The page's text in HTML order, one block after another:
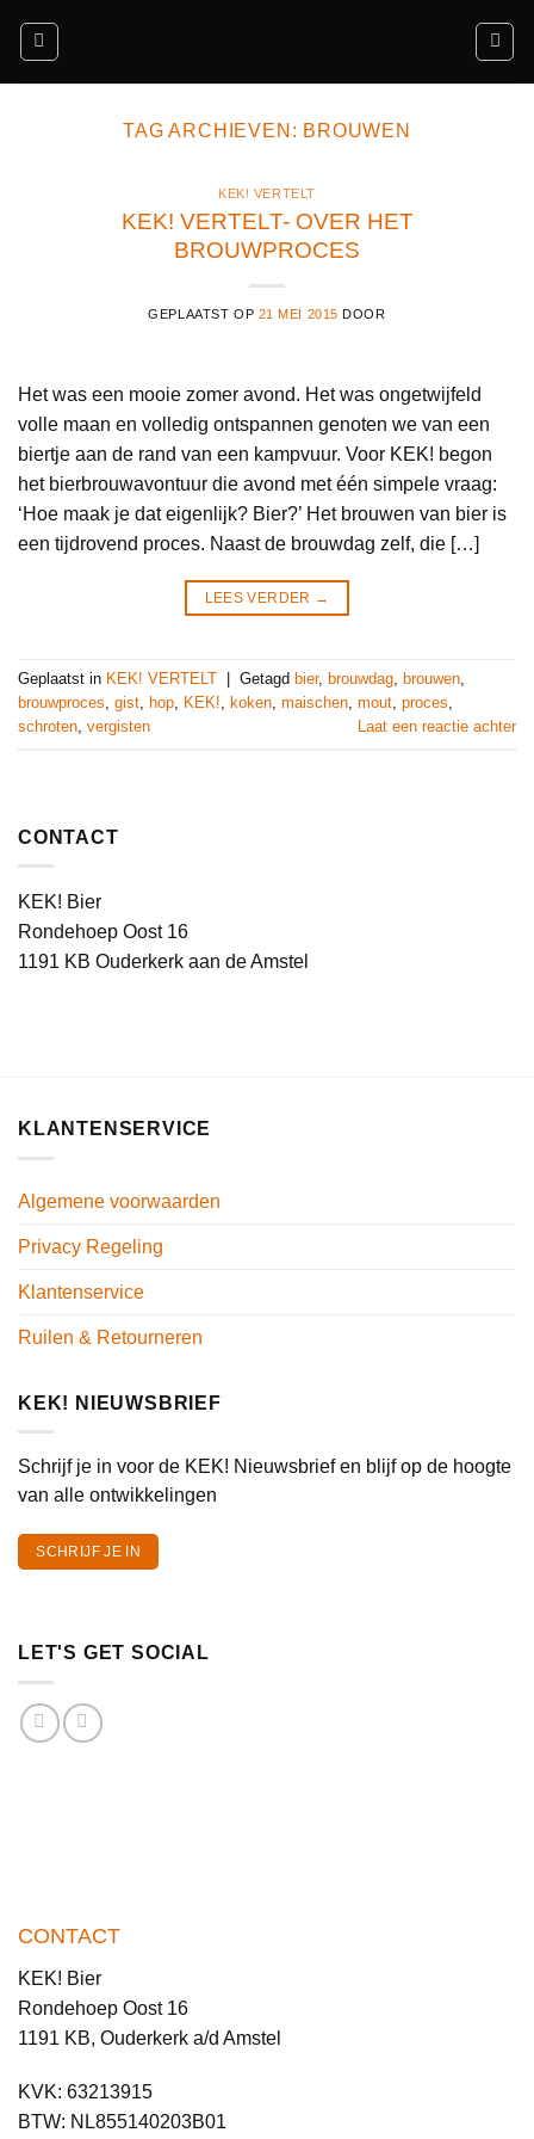
naar
TAG ARCHIEVEN: BROUWEN
KEK! VERTELT
KEK! VERTELT- OVER HET
BROUWPROCES
GEPLAATST OP 21 MEI 2015 DOOR
Het was een mooie zomer avond. Het was ongetwijfeld
volle maan en volledig ontspannen genoten we van een
biertje aan de rand van een kampvuur. Voor KEK! begon
het bierbrouwavontuur die avond met één simpele vraag:
‘Hoe maak je dat eigenlijk? Bier?’ Het brouwen van bier is
een tijdrovend proces. Naast de brouwdag zelf, die […]
LEES VERDER →
Geplaatst in KEK! VERTELT Getagd bier, brouwdag brouwen
brouwproces gist hop KEK! koken maischen mout proces
schroten vergisten Laat een reactie achter
CONTACT
KEK! Bier
Rondehoep Oost 16
1191 KB Ouderkerk aan de Amstel
KLANTENSERVICE
Algemene voorwaarden
Privacy Regeling
Klantenservice
Ruilen & Retourneren
KEK! NIEUWSBRIEF
Schrijf je in voor de KEK! Nieuwsbrief en blijf op de hoogte
van alle ontwikkelingen
SCHRIJF JE IN
LET'S GET SOCIAL
CONTACT
KEK! Bier
Rondehoep Oost 16
1191 KB, Ouderkerk a/d Amstel
KVK: 63213915
BTW: NL855140203B01